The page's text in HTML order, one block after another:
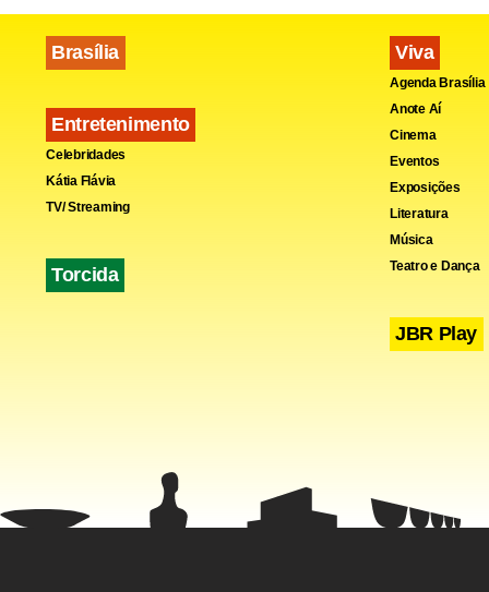
arriscava
começou a
morreu no
chegou às
Além de
estilo de
intervalo.
Brasília
Entretenimento
Celebridades
Kátia Flávia
TV/ Streaming
Torcida
Viva
Agenda Brasília
Anote Aí
Cinema
Eventos
Exposições
Literatura
Música
Teatro e Dança
JBR Play